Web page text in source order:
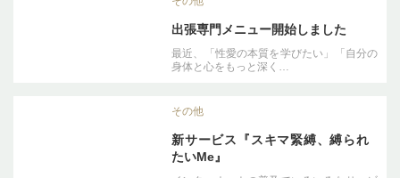
出張専門メニュー開始しました
最近、「性愛の本質を学びたい」「自分の
身体と心をもっと深く…
その他
新サービス『スキマ緊縛、縛られ
たいMe』